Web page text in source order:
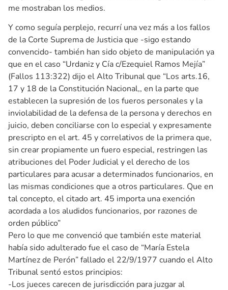
me mostraban los medios.
Y como seguía perplejo, recurrí una vez más a los fallos
de la Corte Suprema de Justicia que -sigo estando
convencido- también han sido objeto de manipulación ya
que en el caso “Urdaniz y Cía c/Ezequiel Ramos Mejía”
(Fallos 113:322) dijo el Alto Tribunal que “Los arts.16,
17 y 18 de la Constitución Nacional,, en la parte que
establecen la supresión de los fueros personales y la
inviolabilidad de la defensa de la persona y derechos en
juicio, deben conciliarse con lo especial y expresamente
prescripto en el art. 45 y correlativos de la primera que,
sin crear propiamente un fuero especial, restringen las
atribuciones del Poder Judicial y el derecho de los
particulares para acusar a determinados funcionarios, en
las mismas condiciones que a otros particulares. Que en
tal concepto, el citado art. 45 importa una exención
acordada a los aludidos funcionarios, por razones de
orden público”
Pero lo que me convenció que también este material
había sido adulterado fue el caso de “María Estela
Martínez de Perón” fallado el 22/9/1977 cuando el Alto
Tribunal sentó estos principios:
-Los jueces carecen de jurisdicción para juzgar al